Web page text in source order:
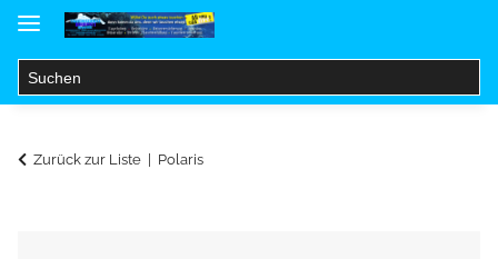
Zurück zur Liste Polaris